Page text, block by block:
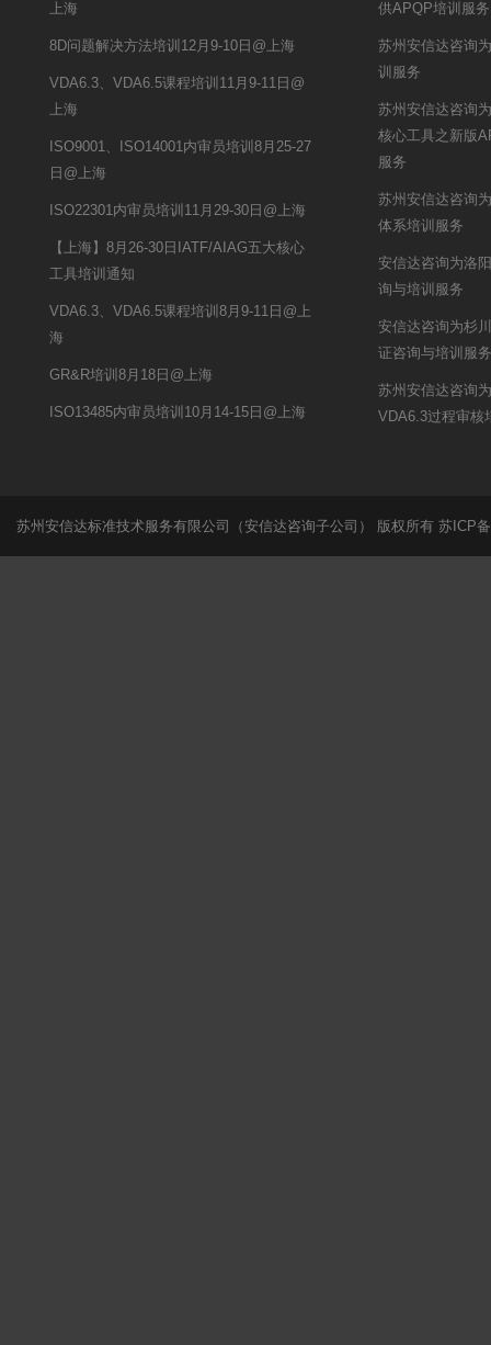
上海
8D问题解决方法培训12月9-10日@上海
VDA6.3、VDA6.5课程培训11月9-11日@
上海
ISO9001、ISO14001内审员培训8月25-27
日@上海
ISO22301内审员培训11月29-30日@上海
【上海】8月26-30日IATF/AIAG五大核心
工具培训通知
VDA6.3、VDA6.5课程培训8月9-11日@上
海
GR&R培训8月18日@上海
ISO13485内审员培训10月14-15日@上海
供APQP培训服务
苏州安信达咨询
训服务
苏州安信达咨询
核心工具之新版
服务
苏州安信达咨询
体系培训服务
安信达咨询为洛
询与培训服务
安信达咨询为杉
证咨询与培训服务
苏州安信达咨询
VDA6.3过程审核
苏州安信达标准技术服务有限公司（安信达咨询子公司） 版权所有 苏ICP